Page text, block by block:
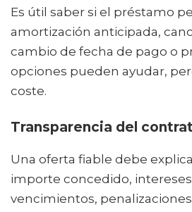
Es útil saber si el préstamo
amortización anticipada,
cambio de fecha de pago o
opciones pueden ayudar,
coste.
Transparencia del
Una oferta fiable debe
importe concedido,
vencimientos,